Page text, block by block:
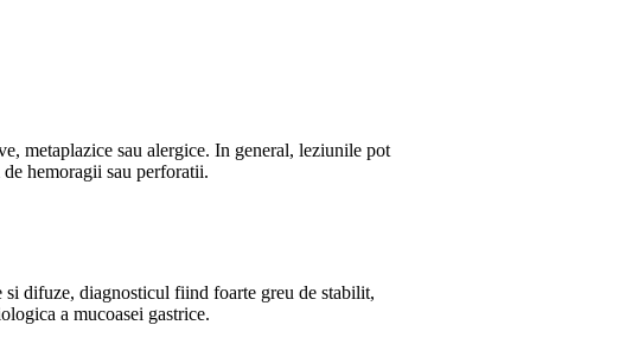
metaplazice sau alergice. In general, leziunile pot
hemoragii sau perforatii.
si difuze, diagnosticul fiind foarte greu de stabilit,
a mucoasei gastrice.